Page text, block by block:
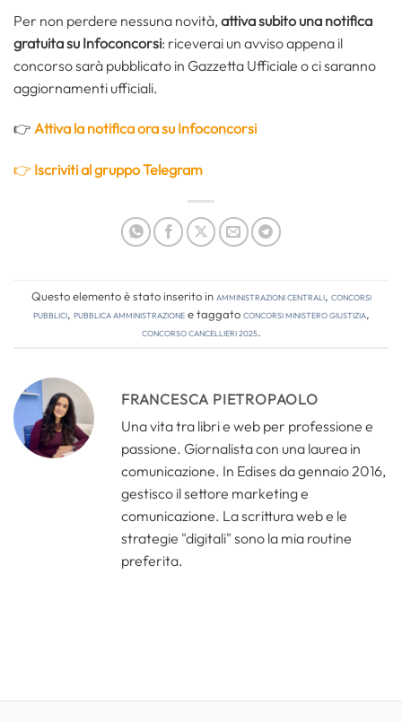
Per non perdere nessuna novità, attiva subito una notifica
gratuita su Infoconcorsi: riceverai un avviso appena il
concorso sarà pubblicato in Gazzetta Ufficiale o ci saranno
aggiornamenti ufficiali.
👉 Attiva la notifica ora su Infoconcorsi
👉 Iscriviti al gruppo Telegram
Questo elemento è stato inserito in Amministrazioni Centrali, Concorsi
pubblici, Pubblica amministrazionee taggatoconcorsi ministero giustizia,
concorso cancellieri 2025.
FRANCESCA PIETROPAOLO
Una vita tra libri e web per professione e
passione. Giornalista con una laurea in
comunicazione. In Edises da gennaio 2016,
gestisco il settore marketing e
comunicazione. La scrittura web e le
strategie "digitali" sono la mia routine
preferita.